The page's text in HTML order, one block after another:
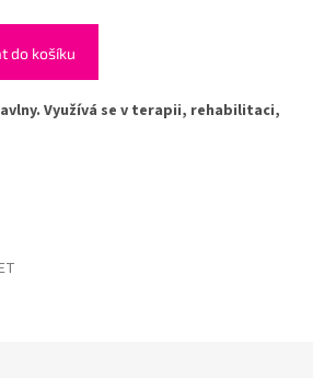
do košíku
Využívá se v terapii, rehabilitaci,